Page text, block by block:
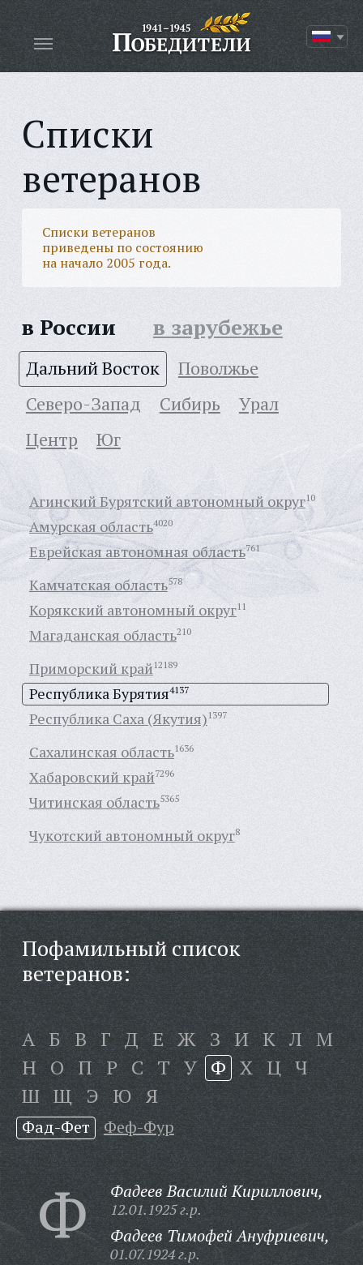
Списки
ветеранов
Списки ветеранов
приведены по состоянию
на начало 2005 года.
в России в зарубежье
Дальний Восток
Поволжье
Северо-Запад
Сибирь
Урал
Центр
Юг
Агинский Бурятский автономный округ10
Амурская область4020
Еврейская автономная область761
Камчатская область578
Корякский автономный округ11
Магаданская область210
Приморский край12189
Республика Бурятия4137
Республика Саха (Якутия)1397
Сахалинская область1636
Хабаровский край7296
Читинская область5365
Чукотский автономный округ8
Пофамильный список
ветеранов:
А Б В Г Д Е Ж З И К Л М
Н О П Р С Т У Ф Х Ц Ч
Ш Щ Э Ю Я
Фад-Фет Феф-Фур
Ф Фадеев Василий Кириллович,
12.01.1925 г.р.
Фадеев Тимофей Ануфриевич,
01.07.1924 г.р.